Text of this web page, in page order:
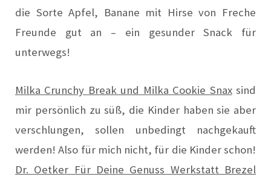
die Sorte Apfel, Banane mit Hirse von Freche
Freunde gut an – ein gesunder Snack für
unterwegs!
Milka Crunchy Break und Milka Cookie Snaxsind
mir persönlich zu süß, die Kinder haben sie aber
verschlungen, sollen unbedingt nachgekauft
werden! Also für mich nicht, für die Kinder schon!
Dr. Oetker Für Deine Genuss Werkstatt Brezel